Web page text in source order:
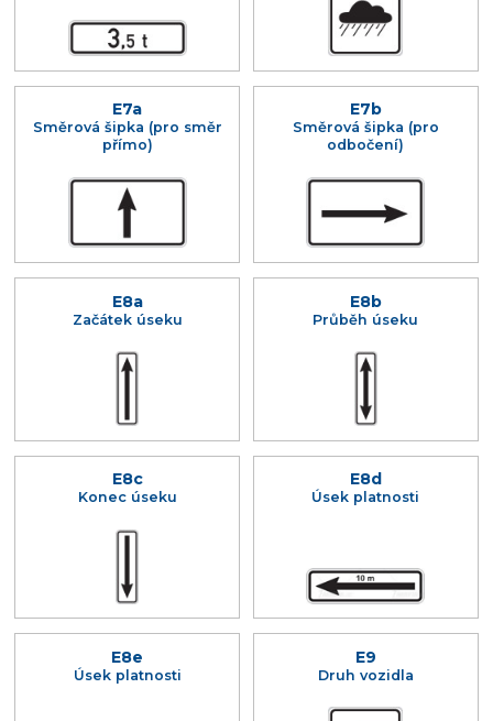
E7a
Směrová šipka (pro směr
přímo)
E7b
Směrová šipka (pro
odbočení)
E8a
Začátek úseku
E8b
Průběh úseku
E8c
Konec úseku
E8d
Úsek platnosti
E8e
Úsek platnosti
E9
Druh vozidla